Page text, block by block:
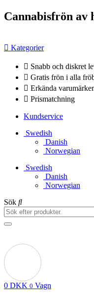
Hoppa
till
Cannabisfrön av
Kategorier
Snabb och diskret
Gratis frön i alla
Erkända
Prismatchning
Kundservice
Swedish
Danish
Norwegian
Swedish
Danish
Norwegian
Sök
0 DKK 0 Vagn